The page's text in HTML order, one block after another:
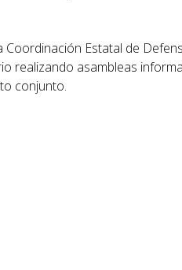
Estatal de
realizando asambleas
conjunto.